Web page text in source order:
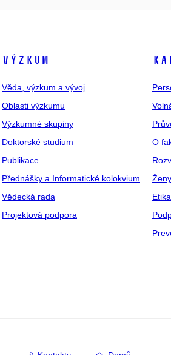
VÝZKUM
Věda, výzkum a vývoj
Oblasti výzkumu
Výzkumné skupiny
Doktorské studium
Publikace
Přednášky a Informatické kolokvium
Vědecká rada
Projektová podpora
O